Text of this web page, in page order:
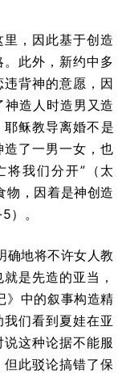
，因此基于创造
此外，新约中多
背神的意愿，因
神造人时造男又造
稣教导离婚不是
了一男一女，也
将我们分开”（太
物，因着是神创造
）。
确地将不许女人教
是先造的亚当，
》中的叙事构造精
们看到夏娃在亚
这种论据不能服
此驳论搞错了保